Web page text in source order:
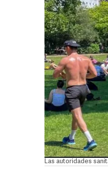
Las autoridades